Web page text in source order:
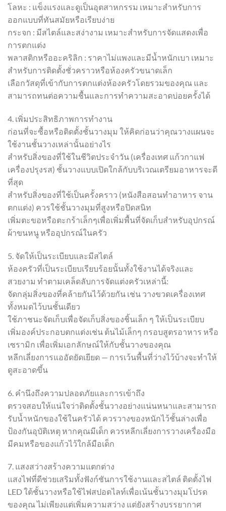
โลหะ : แข็งแรงและดูเป็นอุตสาหกรรม เหมาะสำหรับการ
ออกแบบที่ทันสมัยหรือเรียบง่าย
กระจก : มีสไตล์และสง่างาม เหมาะสำหรับการจัดแสดงเพื่อ
การตกแต่ง
พลาสติกหรืออะคริลิก : ราคาไม่แพงและมีน้ำหนักเบา เหมาะ
สำหรับการติดตั้งชั่วคราวหรือห้องครัวขนาดเล็ก
เลือกวัสดุที่เข้ากับการตกแต่งห้องครัวโดยรวมของคุณ และ
สามารถทนต่อความชื้นและการทำความสะอาดบ่อยครั้งได้
4. เพิ่มประสิทธิภาพการทำงาน
ก่อนที่จะซื้อหรือติดตั้งชั้นวางมุม ให้คิดก่อนว่าคุณวางแผนจะ
ใช้งานชั้นวางเหล่านั้นอย่างไร
สำหรับสิ่งของที่ใช้ในชีวิตประจำวัน (เครื่องเทศ แก้วกาแฟ
เครื่องปรุงรส) ชั้นวางแบบเปิดใกล้กับบริเวณเตรียมอาหารจะดี
ที่สุด
สำหรับสิ่งของที่ใช้เป็นครั้งคราว (หนังสือสอนทำอาหาร จาน
ตกแต่ง) ควรใช้ชั้นวางมุมที่สูงหรือปิดสนิท
เพิ่มตะขอหรือตะกร้าเล็กๆเพื่อเพิ่มพื้นที่จัดเก็บสำหรับอุปกรณ์
ผ้าขนหนู หรืออุปกรณ์ในครัว
5. จัดให้เป็นระเบียบและมีสไตล์
ห้องครัวที่เป็นระเบียบเรียบร้อยนั้นทั้งใช้งานได้จริงและ
สวยงาม ทำตามเคล็ดลับการจัดแต่งครัวเหล่านี้:
จัดกลุ่มสิ่งของที่คล้ายกันไว้ด้วยกัน เช่น วางขวดเครื่องเทศ
ทั้งหมดไว้บนชั้นเดียว
ใช้ภาชนะจัดเก็บเพื่อจัดเก็บสิ่งของชิ้นเล็ก ๆ ให้เป็นระเบียบ
เพิ่มองค์ประกอบตกแต่งเช่น ต้นไม้เล็กๆ กรอบสูตรอาหาร หรือ
เซรามิก เพื่อเพิ่มเอกลักษณ์ให้กับชั้นวางของคุณ
หลีกเลี่ยงการแออัดยัดเยียด — การเว้นพื้นที่ว่างไว้บ้างจะทำให้
ดูสะอาดขึ้น
6. คำนึงถึงความปลอดภัยและการเข้าถึง
ตรวจสอบให้แน่ใจว่าติดตั้งชั้นวางอย่างแน่นหนาและสามารถ
รับน้ำหนักของใช้ในครัวได้ ควรวางของหนักไว้ชั้นล่างเพื่อ
ป้องกันอุบัติเหตุ หากคุณมีเด็ก ควรหลีกเลี่ยงการวางเครื่องมือ
มีคมหรือของแก้วไว้ใกล้มือเด็ก
7. แสงสว่างสร้างความแตกต่าง
แสงไฟที่ดีช่วยเสริมทั้งฟังก์ชันการใช้งานและสไตล์ ติดตั้งไฟ
LED ใต้ชั้นวางหรือใช้ไฟสปอตไลท์เพื่อเน้นชั้นวางมุมโปรด
ของคุณ ไม่เพียงแต่เพิ่มความสว่าง แต่ยังสร้างบรรยากาศ